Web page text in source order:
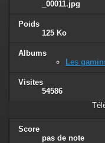
_00011.jpg
Poids
125 Ko
Albums
Les
Visites
54586
Score
pas de note